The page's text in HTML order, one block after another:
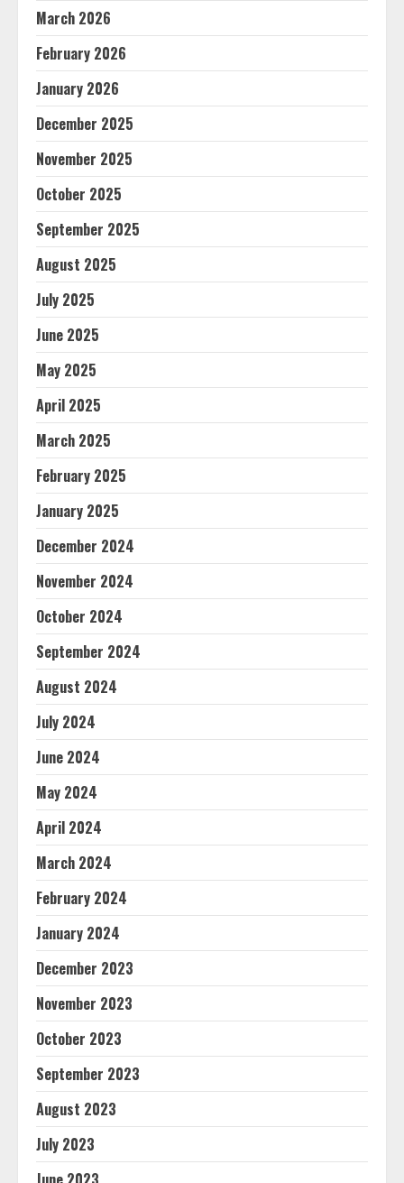
March 2026
February 2026
January 2026
December 2025
November 2025
October 2025
September 2025
August 2025
July 2025
June 2025
May 2025
April 2025
March 2025
February 2025
January 2025
December 2024
November 2024
October 2024
September 2024
August 2024
July 2024
June 2024
May 2024
April 2024
March 2024
February 2024
January 2024
December 2023
November 2023
October 2023
September 2023
August 2023
July 2023